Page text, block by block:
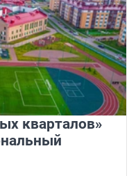
кварталов»